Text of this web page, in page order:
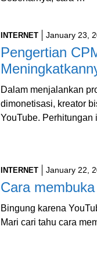
INTERNET January 23,
Pengertian
Dalam menjalankan
dimonetisasi, kreator
YouTube.
INTERNET January 22,
Cara
Bingung karena
Mari cari tahu cara